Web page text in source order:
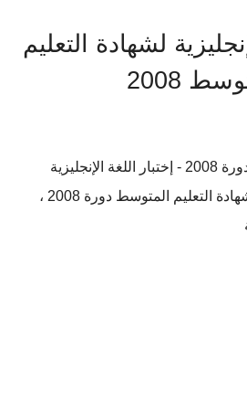
لشهادة التعليم
2008
موضوع اللغة الإنجليزية شهادة التعليم المتوسط دورة 2008 ،